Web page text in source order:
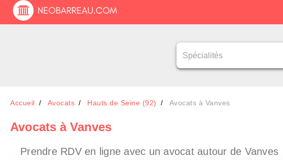
Accueil Avocats Hauts de Seine (92) Avocats à Vanves
Avocats à Vanves
Prendre RDV en ligne avec un avocat autour de Vanves